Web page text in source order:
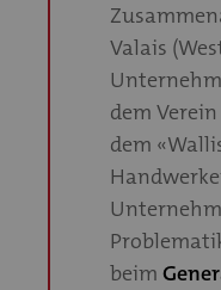
Valais
dem Verein
dem
beim